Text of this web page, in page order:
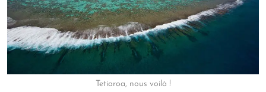
Tetiaroa, nous voilà !